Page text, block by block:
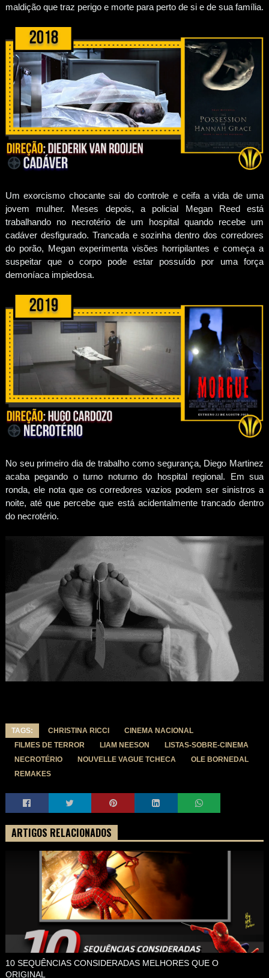
maldição que traz perigo e morte para perto de si e de sua família.
Um exorcismo chocante sai do controle e ceifa a vida de uma
jovem mulher. Meses depois, a policial Megan Reed está
trabalhando no necrotério de um hospital quando recebe um
cadáver desfigurado. Trancada e sozinha dentro dos corredores
do porão, Megan experimenta visões horripilantes e começa a
suspeitar que o corpo pode estar possuído por uma força
demoníaca impiedosa.
No seu primeiro dia de trabalho como segurança, Diego Martinez
acaba pegando o turno noturno do hospital regional. Em sua
ronda, ele nota que os corredores vazios podem ser sinistros a
noite, até que percebe que está acidentalmente trancado dentro
do necrotério.
TAGS: CHRISTINA RICCI
CINEMA NACIONAL
FILMES DE TERROR
LIAM NEESON
LISTAS-SOBRE-CINEMA
NECROTÉRIO
NOUVELLE VAGUE TCHECA
OLE BORNEDAL
REMAKES
ARTIGOS RELACIONADOS
10 SEQUÊNCIAS CONSIDERADAS MELHORES QUE O
ORIGINAL